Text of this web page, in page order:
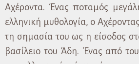
Αχέροντα. Ένας ποταμός
ελληνική μυθολογία, ο
τη σημασία του ως η είσοδος
βασίλειο του Άδη. Ένας από